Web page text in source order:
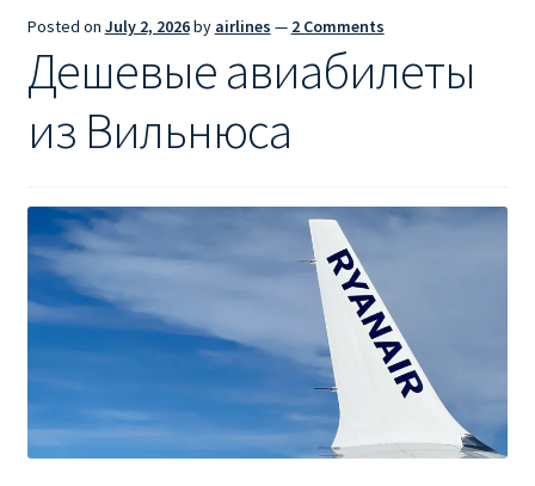
RYANAIR ИЗ ТАЛЛИНА
Ryanair из Тампере
БРНО
Ryanair изменение имени
Ryanair изменения
Ryanair изменить дату
Posted on July 2, 2026by airlines — 2 Comments
Дешевые авиабилеты
из Вильнюса